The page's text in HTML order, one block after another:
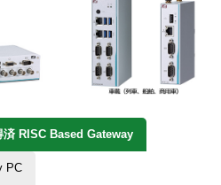
RISC Based Gateway
PC